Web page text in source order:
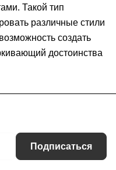
Такой тип
различные стили
создать
достоинства
Подписаться